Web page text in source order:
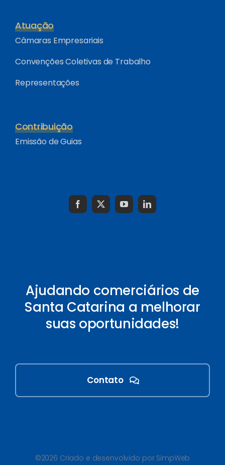
Atuação
Câmaras Empresariais
Convenções Coletivas de Trabalho
Representações
Contribuição
Emissão de Guias
Ajudando comerciários de
Santa Catarina a melhorar
suas oportunidades!
Contato
©2026 Criado e desenvolvido por SimpWeb